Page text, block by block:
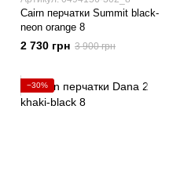
Cairn перчатки Summit black-
neon orange 8
2 730 грн 3 900 грн
−30%